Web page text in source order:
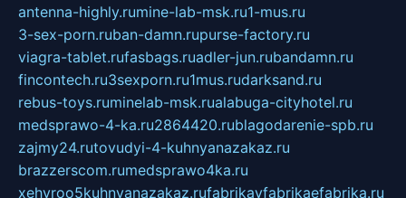
antenna-highly.rumine-lab-msk.ru1-mus.ru
3-sex-porn.ruban-damn.rupurse-factory.ru
viagra-tablet.rufasbags.ruadler-jun.rubandamn.ru
fincontech.ru3sexporn.ru1mus.rudarksand.ru
rebus-toys.ruminelab-msk.rualabuga-cityhotel.ru
medsprawo-4-ka.ru2864420.rublagodarenie-spb.ru
zajmy24.rutovudyi-4-kuhnyanazakaz.ru
brazzerscom.rumedsprawo4ka.ru
xehyroo5kuhnyanazakaz.rufabrikayfabrikaefabrika.ru